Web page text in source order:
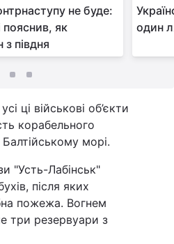
не буде:
пояснив, як
з півдня
один
ці військові об’єкти
корабельного
морі.
"Усть-Лабінськ"
після яких
пожежа. Вогнем
три резервуари з